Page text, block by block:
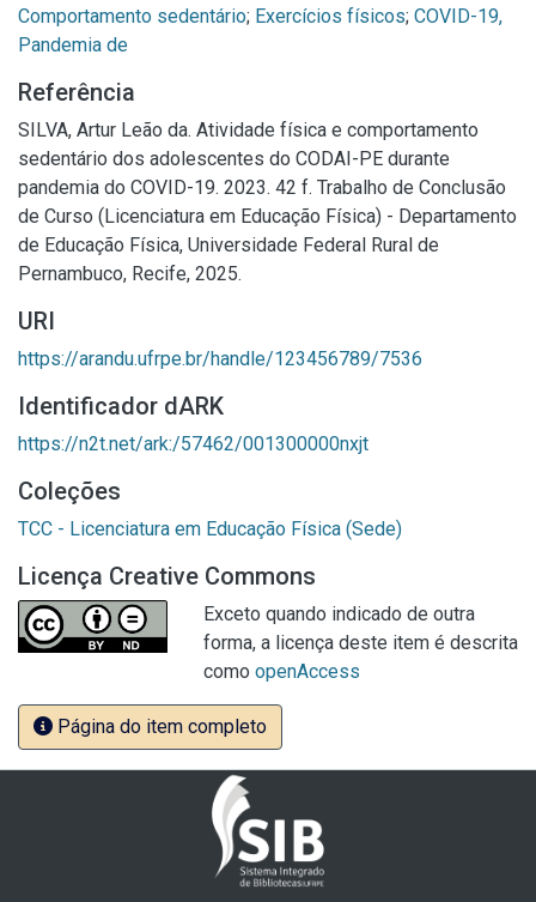
Comportamento sedentário; Exercícios físicos; COVID-19,
Pandemia de
Referência
SILVA, Artur Leão da. Atividade física e comportamento
sedentário dos adolescentes do CODAI-PE durante
pandemia do COVID-19. 2023. 42 f. Trabalho de Conclusão
de Curso (Licenciatura em Educação Física) - Departamento
de Educação Física, Universidade Federal Rural de
Pernambuco, Recife, 2025.
URI
https://arandu.ufrpe.br/handle/123456789/7536
Identificador dARK
https://n2t.net/ark:/57462/001300000nxjt
Coleções
TCC - Licenciatura em Educação Física (Sede)
Licença Creative Commons
Exceto quando indicado de outra
forma, a licença deste item é descrita
como openAccess
Página do item completo